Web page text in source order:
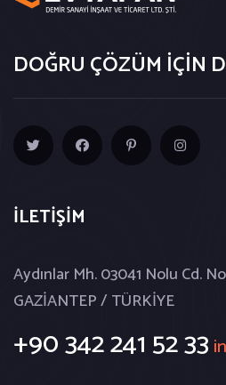
DOĞRU ÇÖZÜM İÇİN
İLETİŞİM
Aydınlar Mh. 03041 Nolu Cd.
GAZİANTEP / TÜRKİYE
+90 342 241 52 33